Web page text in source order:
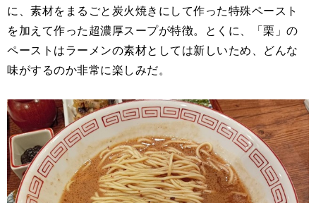
に、素材をまるごと炭火焼きにして作った特殊ペースト
を加えて作った超濃厚スープが特徴。とくに、「栗」の
ペーストはラーメンの素材としては新しいため、どんな
味がするのか非常に楽しみだ。